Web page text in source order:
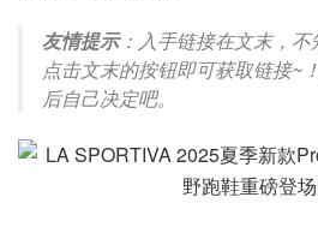
友情提示：入手链接在文末，
点击文末的按钮即可获取链接~
后自己决定吧。